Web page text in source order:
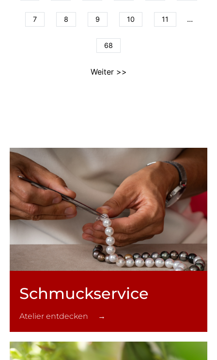
7 8 9 10 11 ...
68
Weiter >>
Schmuck­service
Atelier entdecken →